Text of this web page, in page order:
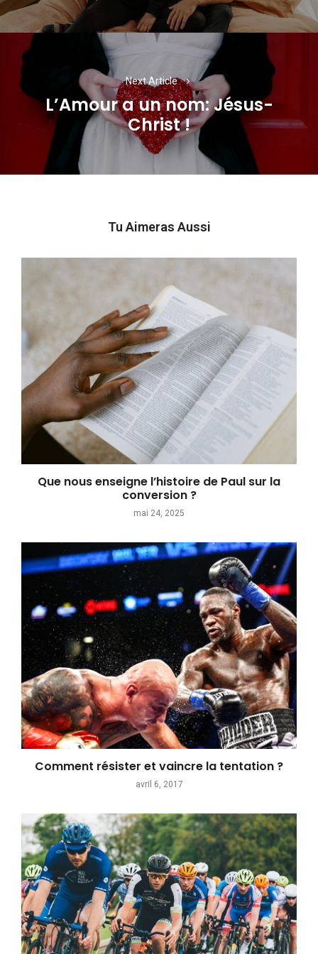
Next Article
Next
post:
L’Amour a un nom: Jésus-
Christ !
Tu Aimeras Aussi
Que nous enseigne l’histoire de Paul sur la
conversion ?
mai 24, 2025
Comment résister et vaincre la tentation ?
avril 6, 2017